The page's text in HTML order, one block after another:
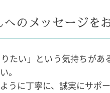
のメッセージを
たい」という気持ちが
。
うに丁寧に、誠実にサポ